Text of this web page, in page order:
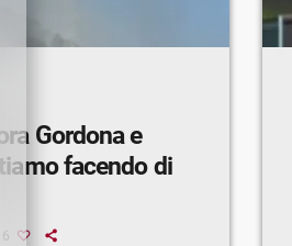
Gordona e
facendo di
6